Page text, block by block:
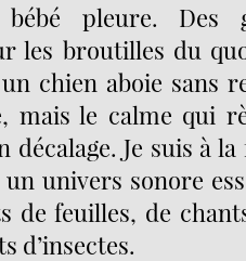
pleure. Des
les broutilles du
chien aboie sans
mais le calme qui
décalage. Je suis à
univers sonore
de feuilles, de
d’insectes.